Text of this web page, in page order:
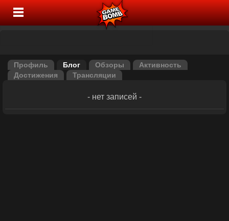
Профиль Блог Обзоры
Активность
Достижения
Трансляции
- нет записей -